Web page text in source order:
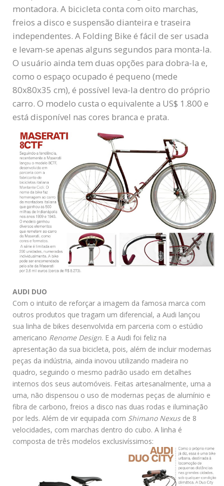
montadora. A bicicleta conta com oito marchas,
freios a disco e suspensão dianteira e traseira
independentes. A Folding Bike é fácil de ser usada
e levam-se apenas alguns segundos para monta-la.
O usuário ainda tem duas opções para dobra-la e,
como o espaço ocupado é pequeno (mede
80x80x35 cm), é possível leva-la dentro do próprio
carro. O modelo custa o equivalente a US$ 1.800 e
está disponível nas cores branca e prata.
AUDI DUO
Com o intuito de reforçar a imagem da famosa marca com
outros produtos que tragam um diferencial, a Audi lançou
sua linha de bikes desenvolvida em parceria com o estúdio
americano Renome Design. E a Audi foi feliz na
apresentação da sua bicicleta, pois, além de incluir modernas
peças da indústria, ainda inovou utilizando madeira no
quadro, seguindo o mesmo padrão usado em detalhes
internos dos seus automóveis. Feitas artesanalmente, uma a
uma, não dispensou o uso de modernas peças de alumínio e
fibra de carbono, freios a disco nas duas rodas e iluminação
por leds. Além de vir equipada com Shimano Nexusde 8
velocidades, com marchas dentro do cubo. A linha é
composta de três modelos exclusivíssimos: